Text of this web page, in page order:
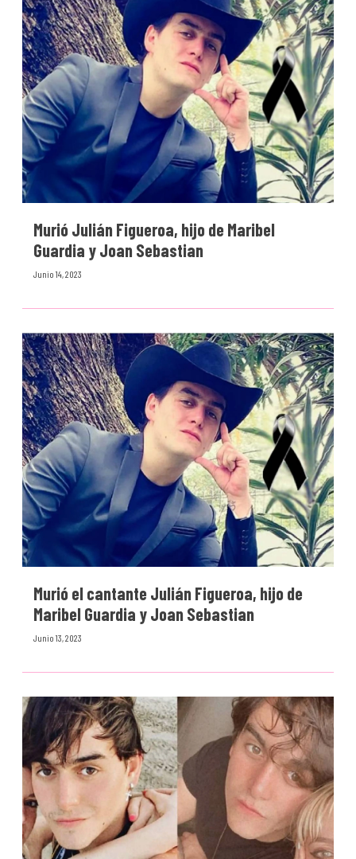
Murió Julián Figueroa, hijo de Maribel
Guardia y Joan Sebastian
Junio 14, 2023
Murió el cantante Julián Figueroa, hijo de
Maribel Guardia y Joan Sebastian
Junio 13, 2023